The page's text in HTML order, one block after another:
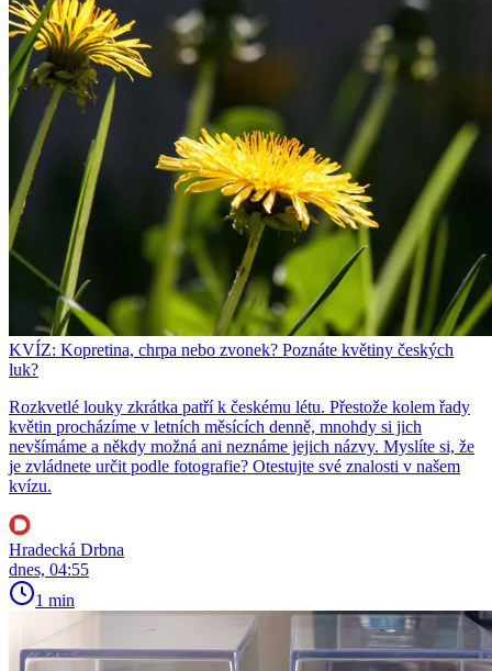
KVÍZ: Kopretina, chrpa nebo zvonek? Poznáte květiny českých
luk?
Rozkvetlé louky zkrátka patří k českému létu. Přestože kolem řady
květin procházíme v letních měsících denně, mnohdy si jich
nevšímáme a někdy možná ani neznáme jejich názvy. Myslíte si, že
je zvládnete určit podle fotografie? Otestujte své znalosti v našem
kvízu.
Hradecká Drbna
dnes, 04:55
1 min